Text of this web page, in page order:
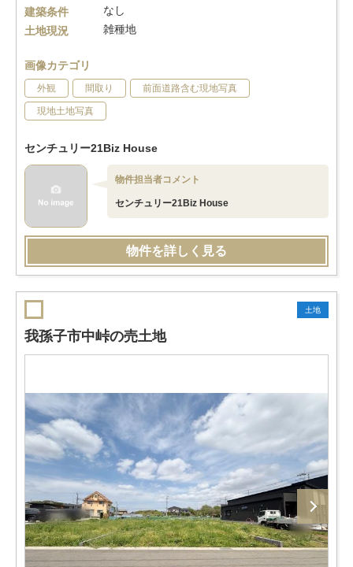
建築条件
なし
土地現況
雑種地
画像カテゴリ
外観 間取り 前面道路含む現地写真
現地土地写真
センチュリー21Biz House
物件担当者コメント
センチュリー21Biz House
物件を詳しく見る
土地
我孫子市中峠の売土地